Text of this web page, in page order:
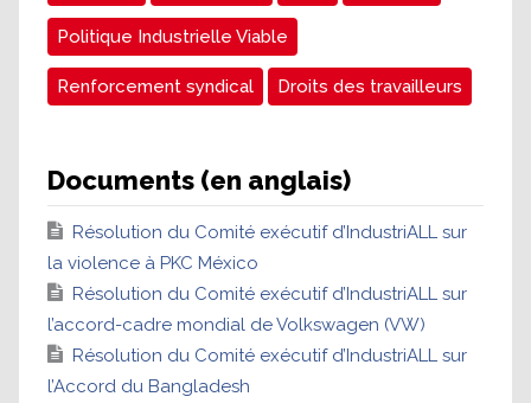
Politique Industrielle Viable
Renforcement syndical Droits des travailleurs
Documents (en anglais)
Résolution du Comité exécutif d’IndustriALL sur
la violence à PKC México
Résolution du Comité exécutif d’IndustriALL sur
l’accord-cadre mondial de Volkswagen (VW)
Résolution du Comité exécutif d’IndustriALL sur
l’Accord du Bangladesh